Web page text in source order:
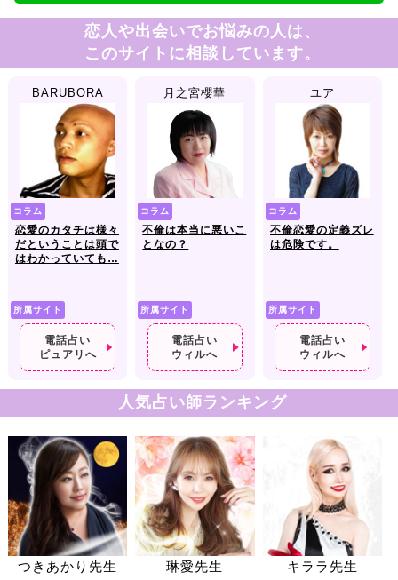
恋人や出会いでお悩みの人は、
このサイトに相談しています。
BARUBORA
コラム
恋愛のカタチは様々
だということは頭で
はわかっていても…
所属サイト
電話占い
ピュアリへ
月之宮櫻華
コラム
不倫は本当に悪いこ
となの？
所属サイト
電話占い
ウィルへ
ユア
コラム
不倫恋愛の定義ズレ
は危険です。
所属サイト
電話占い
ウィルへ
人気占い師ランキング
つきあかり先生 琳愛先生 キララ先生